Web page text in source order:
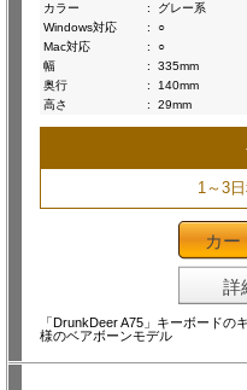
カラー
:
グレー系
Windows対応
:
○
Mac対応
:
○
幅
:
335mm
奥行
:
140mm
高さ
: 29mm
1～3
カー
詳
「DrunkDeer A75」キーボード
様のベアボーンモデル